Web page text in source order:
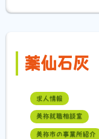
薬仙石灰
求人情報
美祢就職相談室
美祢市の事業所紹介